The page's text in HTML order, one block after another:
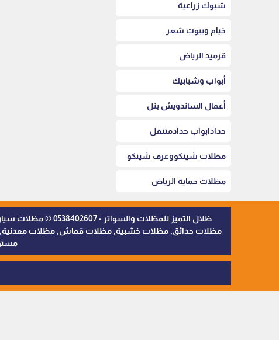
شبوك زراعية
خيام وبيوت شعر
قرميد الرياض
أبواب وشبابيك
أعمال الساندويش بنل
حدادابواب حدادمتنقل
مظلات شينكووغرف شينكو
مظلات حماية الرياض
ظلال التميز
مظلات حدائق, مظلات خشبية, مظلات قماش, مظلات معدنية,